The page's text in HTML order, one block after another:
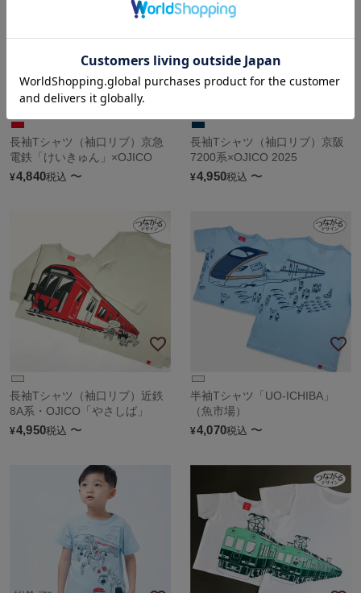
長袖Tシャツ（袖口リブ）京急
電鉄「けいきゅん」×OJICO
¥4,840税込 〜
長袖Tシャツ（袖口リブ）京阪
7200系×OJICO 2025
¥4,950税込 〜
長袖Tシャツ（袖口リブ）近鉄
8A系・OJICO「やさしば」
¥4,950税込 〜
半袖Tシャツ「UO-ICHIBA」
（魚市場）
¥4,070税込 〜